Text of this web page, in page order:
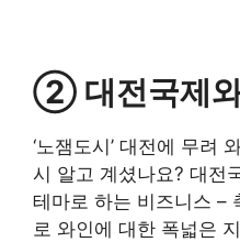
② 대전국제
‘노잼도시’ 대전에 무려
시 알고 계셨나요? 대전
테마로 하는 비즈니스 –
로 와인에 대한 폭넓은